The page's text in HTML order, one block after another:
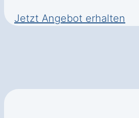
Jetzt Angebot erhalten